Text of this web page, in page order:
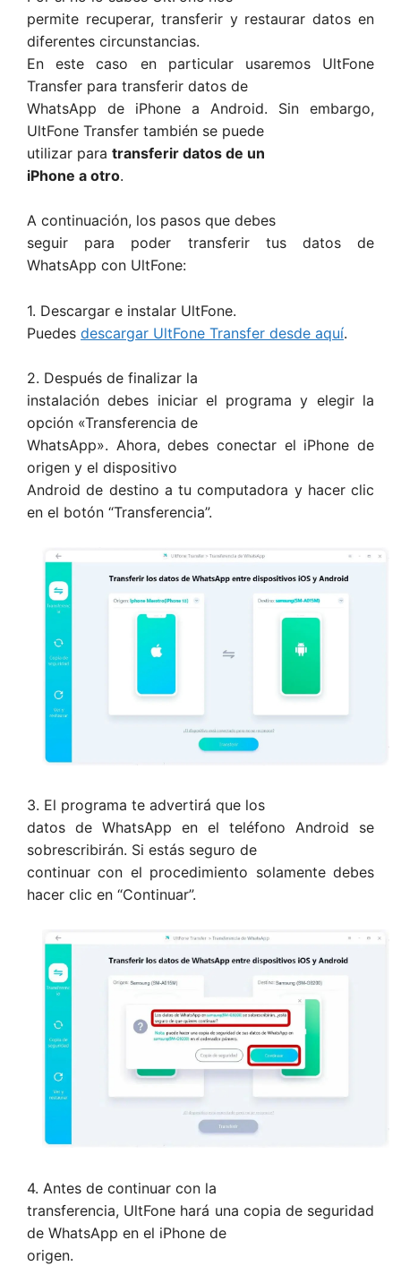
permite recuperar, transferir y restaurar datos en
diferentes circunstancias.
En este caso en particular usaremos UltFone
Transfer para transferir datos de
WhatsApp de iPhone a Android. Sin embargo,
UltFone Transfer también se puede
utilizar para transferir datos de un
iPhone a otro.
A continuación, los pasos que debes
seguir para poder transferir tus datos de
WhatsApp con UltFone:
1. Descargar e instalar UltFone.
Puedes descargar UltFone Transfer desde aquí.
2. Después de finalizar la
instalación debes iniciar el programa y elegir la
opción «Transferencia de
WhatsApp». Ahora, debes conectar el iPhone de
origen y el dispositivo
Android de destino a tu computadora y hacer clic
en el botón “Transferencia”.
3. El programa te advertirá que los
datos de WhatsApp en el teléfono Android se
sobrescribirán. Si estás seguro de
continuar con el procedimiento solamente debes
hacer clic en “Continuar”.
4. Antes de continuar con la
transferencia, UltFone hará una copia de seguridad
de WhatsApp en el iPhone de
origen.